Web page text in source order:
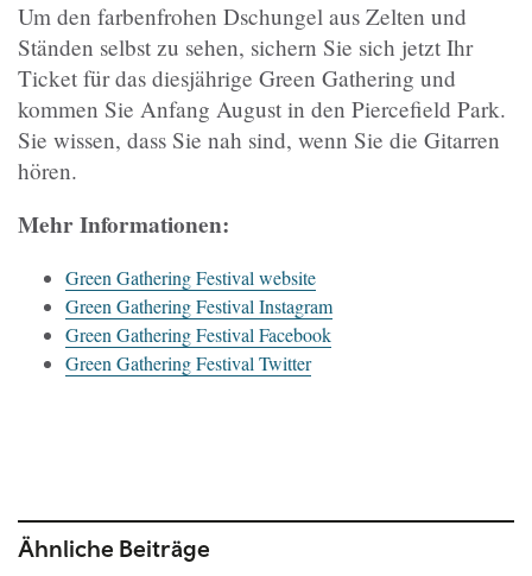
Um den farbenfrohen Dschungel aus Zelten und
Ständen selbst zu sehen, sichern Sie sich jetzt Ihr
Ticket für das diesjährige Green Gathering und
kommen Sie Anfang August in den Piercefield Park.
Sie wissen, dass Sie nah sind, wenn Sie die Gitarren
hören.
Mehr Informationen:
Green Gathering Festival website
Green Gathering Festival Instagram
Green Gathering Festival Facebook
Green Gathering Festival Twitter
Ähnliche Beiträge